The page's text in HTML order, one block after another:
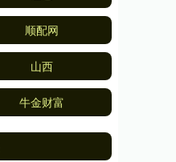
顺配网
山西
牛金财富